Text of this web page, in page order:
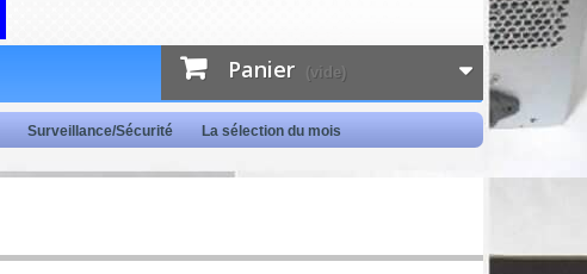
Panier (vide)
Surveillance/Sécurité La sélection du mois